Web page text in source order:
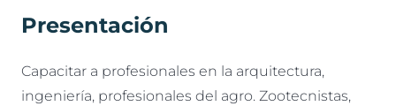
Presentación
Capacitar a profesionales en la arquitectura,
ingeniería, profesionales del agro. Zootecnistas,